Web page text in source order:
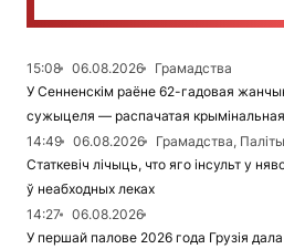
15:08 06.08.2026
Грамадства
У Сенненскім раёне 62-гадовая
сужыцеля — распачатая
14:49
06.08.2026
Грамадства,
Статкевіч лічыць, что яго інсульт у
ў неабходных леках
14:27
06.08.2026
У першай палове 2026 года Грузія